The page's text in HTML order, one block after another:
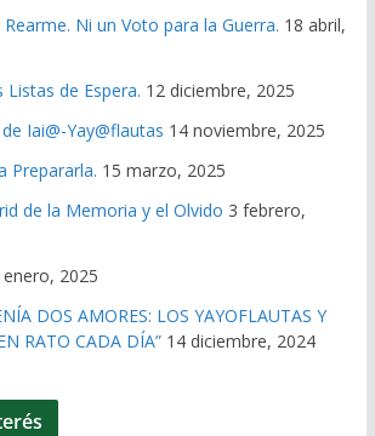
Ni un Voto para la Guerra. 18 abril,
Listas de Espera. 12 diciembre, 2025
Iai@-Yay@flautas 14 noviembre, 2025
Prepararla. 15 marzo, 2025
de la Memoria y el Olvido 3 febrero,
enero, 2025
DOS AMORES: LOS YAYOFLAUTAS Y
RATO CADA DÍA” 14 diciembre, 2024